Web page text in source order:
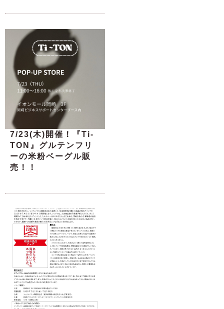
7/23(木)開催！『Ti-
TON』グルテンフリ
ーの米粉ベーグル販
売！！